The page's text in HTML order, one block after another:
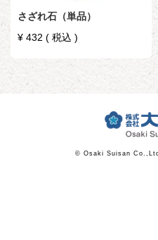
さざれ石（単品）
¥ 432 税込
© Osaki Suisan